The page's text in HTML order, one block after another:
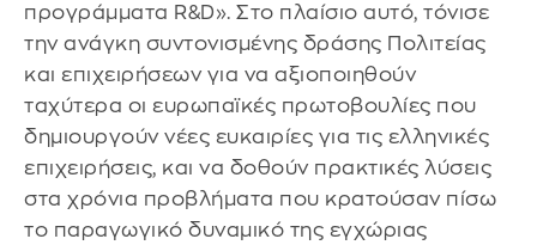
προγράμματα R&D». Στο πλαίσιο αυτό, τόνισε
την ανάγκη συντονισμένης δράσης Πολιτείας
και επιχειρήσεων για να αξιοποιηθούν
ταχύτερα οι ευρωπαϊκές πρωτοβουλίες που
δημιουργούν νέες ευκαιρίες για τις ελληνικές
επιχειρήσεις, και να δοθούν πρακτικές λύσεις
στα χρόνια προβλήματα που κρατούσαν πίσω
το παραγωγικό δυναμικό της εγχώριας